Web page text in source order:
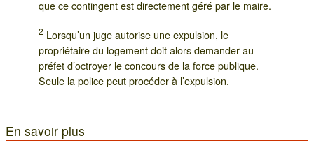
que ce contingent est directement géré par le maire.
2 Lorsqu’un juge autorise une expulsion, le
propriétaire du logement doit alors demander au
préfet d’octroyer le concours de la force publique.
Seule la police peut procéder à l’expulsion.
En savoir plus